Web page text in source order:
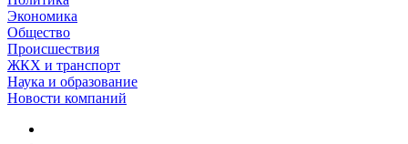
Экономика
Общество
Происшествия
ЖКХ и транспорт
Наука и образование
Новости компаний